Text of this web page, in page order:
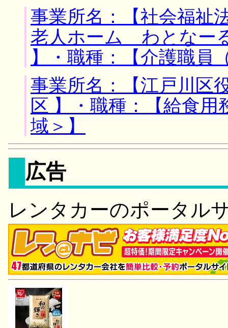
事業所名：【社会福
老人ホーム わとなー
】・職種：【介護職員
事業所名：【江戸川区
区 】・職種：【給食
域＞】
広告
レンタカーのポータル